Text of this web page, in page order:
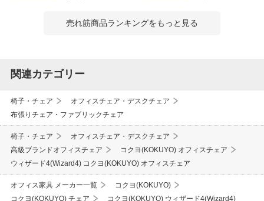
売れ筋商品ランキングをもっと見る
関連カテゴリー
椅子・チェア
オフィスチェア・デスクチェア
布張りチェア・ファブリックチェア
椅子・チェア
オフィスチェア・デスクチェア
高級ブランドオフィスチェア
コクヨ(KOKUYO) オフィスチェア
ウィザード4(Wizard4) コクヨ(KOKUYO) オフィスチェア
オフィス家具 メーカー一覧
コクヨ(KOKUYO)
コクヨ(KOKUYO) チェア
コクヨ(KOKUYO) ウィザード4(Wizard4)